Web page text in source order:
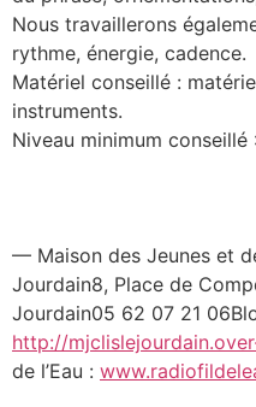
Nous travaillerons
rythme, énergie, cadence.
Matériel conseillé :
instruments.
Niveau minimum
— Maison des Jeunes et
Jourdain8, Place de
Jourdain05 62 07 21
http://
de l’Eau :